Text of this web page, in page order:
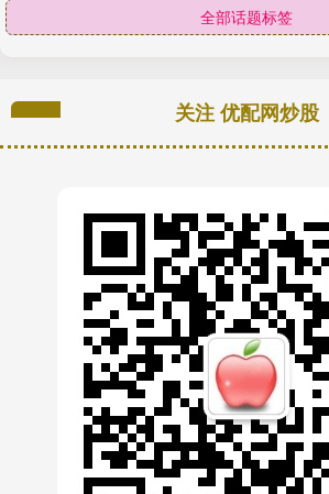
全部话题标签
关注 优配网炒股